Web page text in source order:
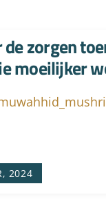
2024
zorgen
moeilijker